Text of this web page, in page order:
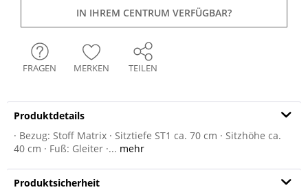
IN IHREM CENTRUM VERFÜGBAR?
FRAGEN MERKEN TEILEN
Produktdetails
· Bezug: Stoff Matrix · Sitztiefe ST1 ca. 70 cm · Sitzhöhe ca.
40 cm · Fuß: Gleiter ·... mehr
Produktsicherheit